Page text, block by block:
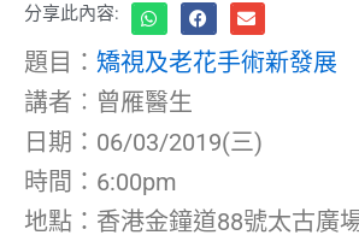
分享此內容:
題目： 矯視及老花手術新發展
講者︰曾雁醫生
日期：06/03/2019(三)
時間：6:00pm
地點：香港金鐘道88號太古廣